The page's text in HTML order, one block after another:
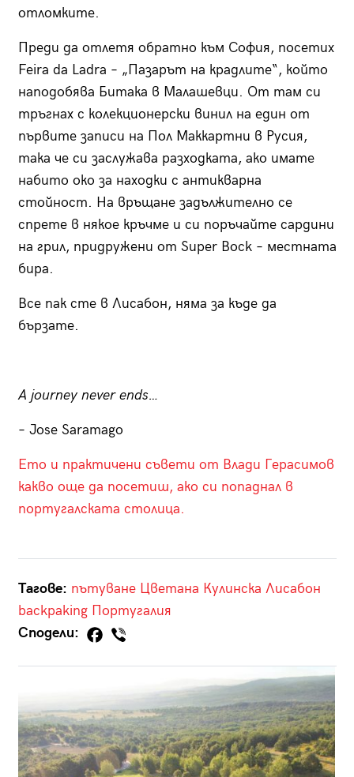
отломките.
Преди да отлетя обратно към София, посетих
Feira da Ladra – „Пазарът на крадлите“, който
наподобява Битака в Малашевци. От там си
тръгнах с колекционерски винил на един от
първите записи на Пол Маккартни в Русия,
така че си заслужава разходката, ако имате
набито око за находки с антикварна
стойност. На връщане задължително се
спрете в някое кръчме и си поръчайте сардини
на грил, придружени от Super Bock – местната
бира.
Все пак сте в Лисабон, няма за къде да
бързате.
A journey never ends…
– Jose Saramago
Ето и практичени съвети от Влади Герасимов
какво още да посетиш, ако си попаднал в
португалската столица.
Тагове: пътуване Цветана Кулинска Лисабон
backpaking Португалия
Сподели: